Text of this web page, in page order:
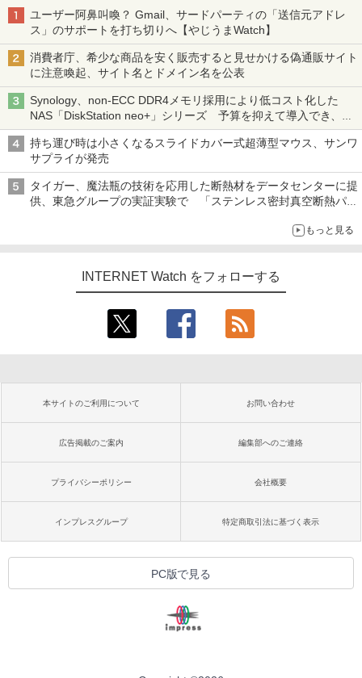
ユーザー阿鼻叫喚？ Gmail、サードパーティの「送信元アドレ
ス」のサポートを打ち切りへ【やじうまWatch】
消費者庁、希少な商品を安く販売すると見せかける偽通販サイト
に注意喚起、サイト名とドメイン名を公表
Synology、non-ECC DDR4メモリ採用により低コスト化した
NAS「DiskStation neo+」シリーズ 予算を抑えて導入でき、
ECCメモリへのアップグレードも可能
持ち運び時は小さくなるスライドカバー式超薄型マウス、サンワ
サプライが発売
タイガー、魔法瓶の技術を応用した断熱材をデータセンターに提
供、東急グループの実証実験で 「ステンレス密封真空断熱パネ
もっと見る
INTERNET Watch をフォローする
本サイトのご利用について お問い合わせ
広告掲載のご案内 編集部へのご連絡
プライバシーポリシー 会社概要
インプレスグループ 特定商取引法に基づく表示
PC版で見る